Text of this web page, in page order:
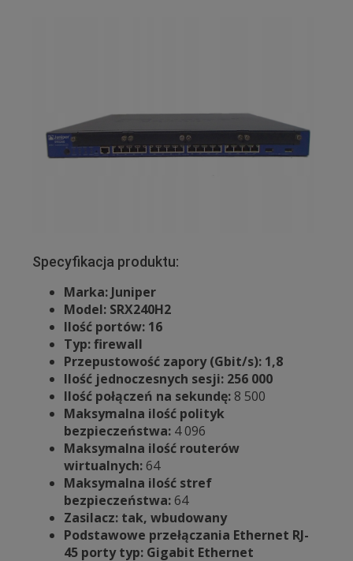
Specyfikacja produktu:
Marka: Juniper
Model: SRX240H2
Ilość portów: 16
Typ: firewall
Przepustowość zapory (Gbit/s): 1,8
Ilość jednoczesnych sesji: 256 000
Ilość połączeń na sekundę: 8 500
Maksymalna ilość polityk
bezpieczeństwa: 4 096
Maksymalna ilość routerów
wirtualnych: 64
Maksymalna ilość stref
bezpieczeństwa: 64
Zasilacz: tak, wbudowany
Podstawowe przełączania Ethernet RJ-
45 porty typ: Gigabit Ethernet